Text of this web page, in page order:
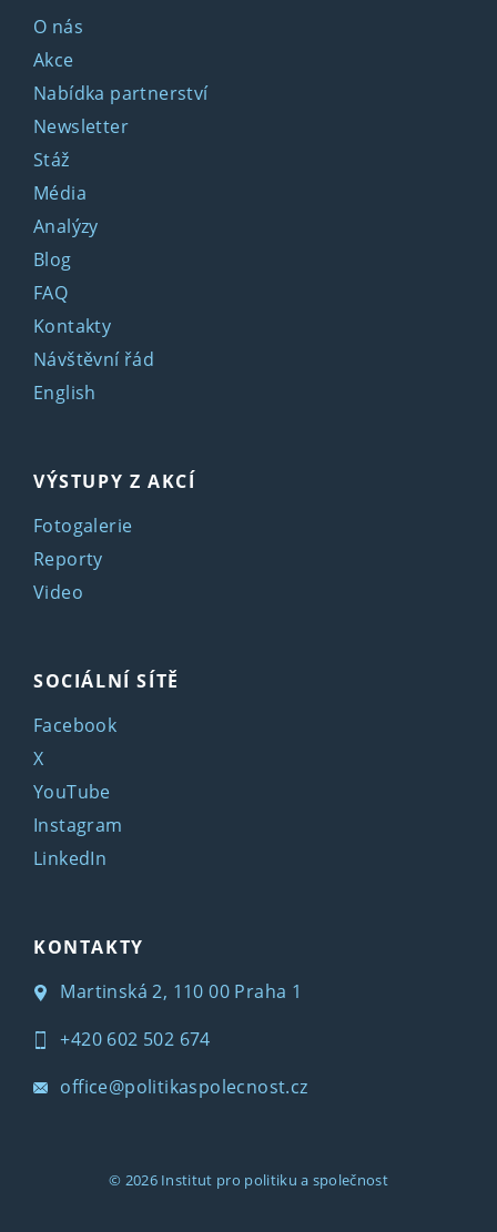
O nás
Akce
Nabídka partnerství
Newsletter
Stáž
Média
Analýzy
Blog
FAQ
Kontakty
Návštěvní řád
English
VÝSTUPY Z AKCÍ
Fotogalerie
Reporty
Video
SOCIÁLNÍ SÍTĚ
Facebook
X
YouTube
Instagram
LinkedIn
KONTAKTY
Martinská 2, 110 00 Praha 1
+420 602 502 674
office@politikaspolecnost.cz
© 2026 Institut pro politiku a společnost